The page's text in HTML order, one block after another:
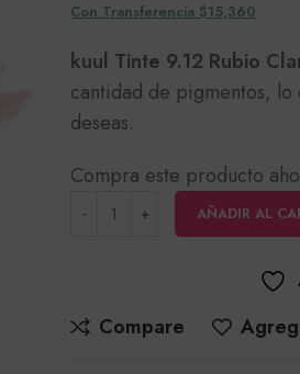
Con Transferencia $15,360
kuul Tinte 9.12 Rubio
cantidad de pigmentos,
deseas.
Compra este producto
AÑADIR AL
Compare